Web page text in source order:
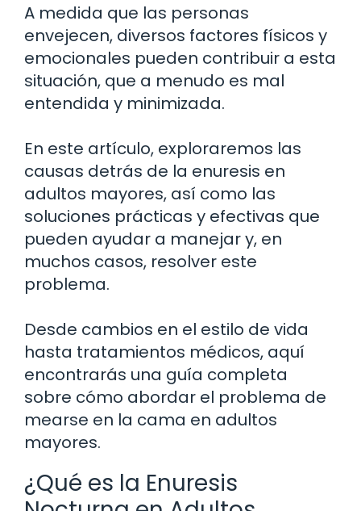
A medida que las personas
envejecen, diversos factores físicos y
emocionales pueden contribuir a esta
situación, que a menudo es mal
entendida y minimizada.
En este artículo, exploraremos las
causas detrás de la enuresis en
adultos mayores, así como las
soluciones prácticas y efectivas que
pueden ayudar a manejar y, en
muchos casos, resolver este
problema.
Desde cambios en el estilo de vida
hasta tratamientos médicos, aquí
encontrarás una guía completa
sobre cómo abordar el problema de
mearse en la cama en adultos
mayores.
¿Qué es la Enuresis